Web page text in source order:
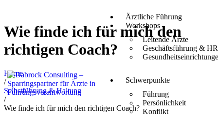
Ärztliche Führung
Workshops
Leitende Ärzte
Geschäftsführung & HR
Schwerpunkte
Führung
Persönlichkeit
Konflikt
Wie finde ich für mich den
richtigen Coach?
Home
/
Selbstführung & Haltung
/
Wie finde ich für mich den richtigen Coach?